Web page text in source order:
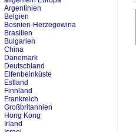
Argentinien
Belgien
Bosnien-Herzegowina
Brasilien
Bulgarien
China
Dänemark
Deutschland
Elfenbeinküste
Estland
Finnland
Frankreich
Großbritannien
Hong Kong
Irland